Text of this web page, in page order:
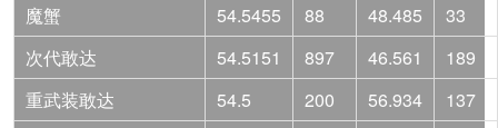
魔蟹
54.5455 88 48.485
33
次代敢达
54.5151 897 46.561
189
重武装敢达
54.5 200 56.934
137